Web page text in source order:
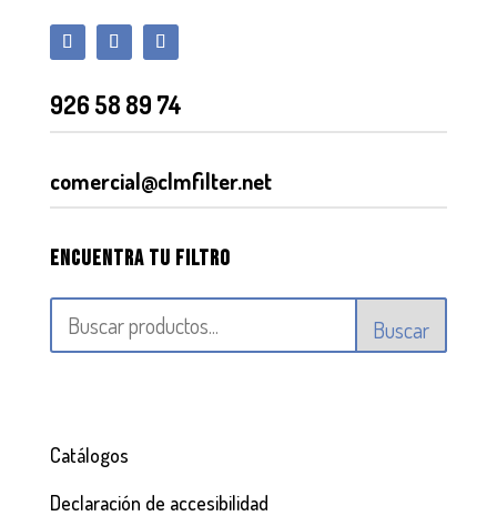
926 58 89 74
comercial@clmfilter.net
Encuentra tu filtro
Buscar
Catálogos
Declaración de accesibilidad